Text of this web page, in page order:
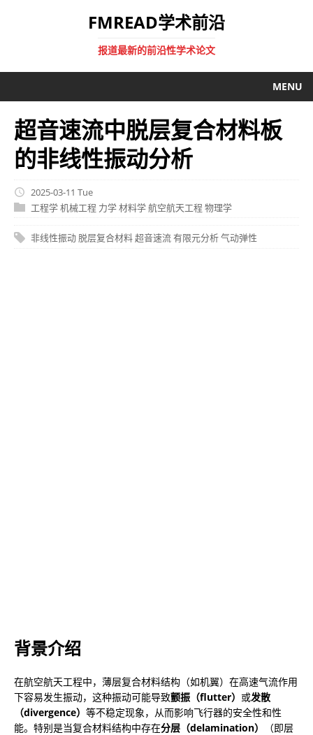
FMREAD学术前沿
报道最新的前沿性学术论文
MENU
超音速流中脱层复合材料板
的非线性振动分析
2025-03-11 Tue
工程学机械工程 力学材料学航空航天工程物理学
非线性振动 脱层复合材料超音速流有限元分析气动弹性
背景介绍
在航空航天工程中，薄层复合材料结构（如机翼）在高速气流作用
下容易发生振动，这种振动可能导致颤振（flutter） 或发散
（divergence） 等不稳定现象，从而影响飞行器的安全性和性
能。特别是当复合材料结构中存在分层（delamination）
（即层